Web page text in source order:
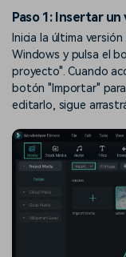
Paso 1: Insertar
Inicia la última
Windows y pulsa el
proyecto". Cuando
botón "Importar"
editarlo, sigue